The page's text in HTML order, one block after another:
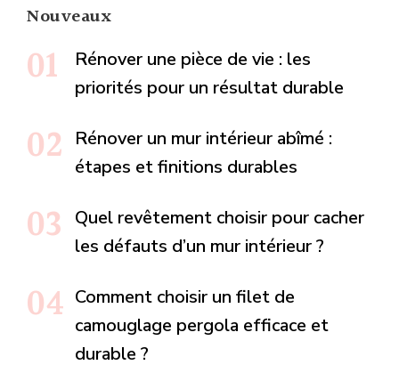
Nouveaux
Rénover une pièce de vie : les
priorités pour un résultat durable
Rénover un mur intérieur abîmé :
étapes et finitions durables
Quel revêtement choisir pour cacher
les défauts d’un mur intérieur ?
Comment choisir un filet de
camouglage pergola efficace et
durable ?